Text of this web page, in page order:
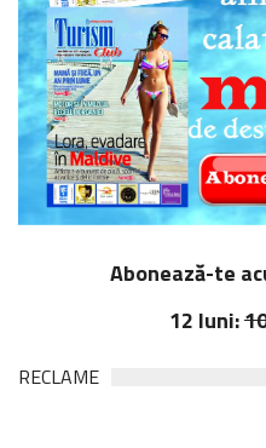
Abonează-te
12 luni:
RECLAME